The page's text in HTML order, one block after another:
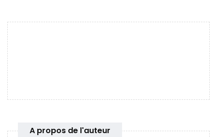
A propos de l'auteur